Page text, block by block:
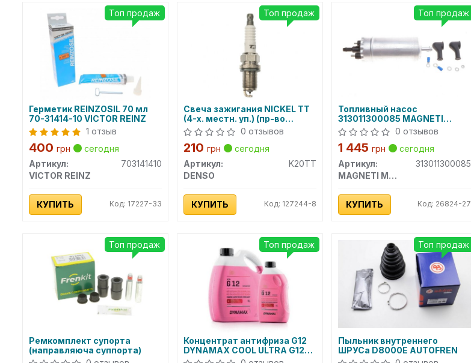
Герметик REINZOSIL 70 мл
70-31414-10 VICTOR REINZ
1 отзыв
400 грн
сегодня
Артикул:
703141410
VICTOR REINZ
КУПИТЬ Код: 17227-33
Топ продаж
Свеча зажигания NICKEL TT
(4-х. местн. уп.) (пр-во
DENSO)
0 отзывов
210 грн
сегодня
Артикул:
K20TT
DENSO
КУПИТЬ Код: 127244-8
Топ продаж
Топливный насос
313011300085 MAGNETI
MARELLI
0 отзывов
1 445 грн
сегодня
Артикул:
313011300085
MAGNETI MARELLI
КУПИТЬ Код: 26824-27
Топ продаж
Ремкомплект супорта
(направляюча суппорта)
Топ продаж
Концентрат антифриза G12
DYNAMAX COOL ULTRA G12
(4L)
Топ продаж
Пыльник внутреннего
ШРУСа D8000E AUTOFREN
Топ продаж